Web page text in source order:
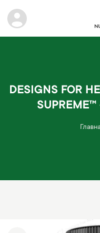
DESIGNS FOR